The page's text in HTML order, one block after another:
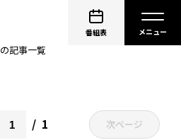
番組表
の記事一覧
1 次ページ